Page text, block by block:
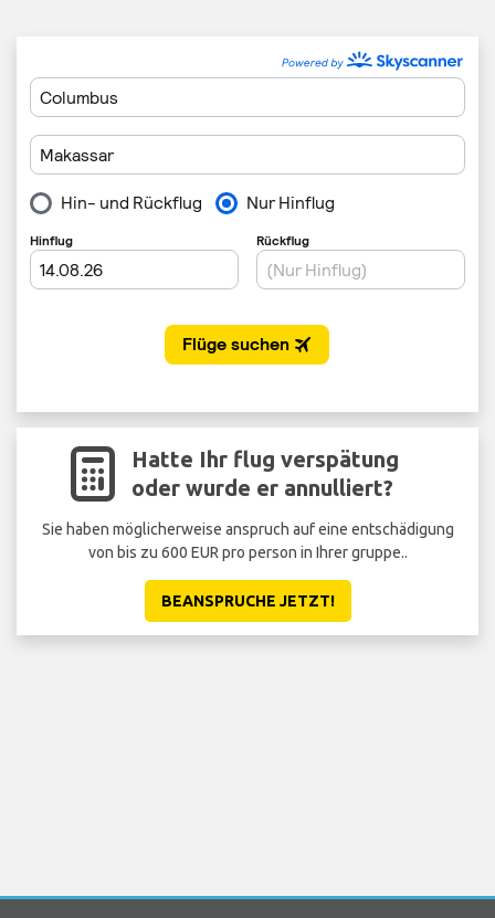
Hatte Ihr flug verspätung
oder wurde er annulliert?
Sie haben möglicherweise anspruch auf eine entschädigung
von bis zu 600 EUR pro person in Ihrer gruppe..
BEANSPRUCHE JETZT!